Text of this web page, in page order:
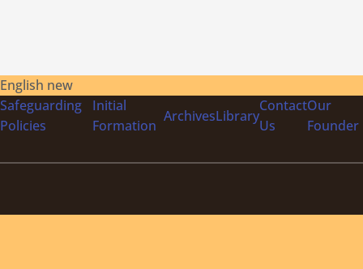
English new
Safeguarding
Policies
Initial
Formation
ArchivesLibrary
Contact
Us
Our
Founder